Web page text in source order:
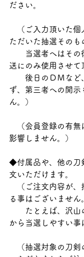
ださい。
（ご入力頂いた個
ただいた抽選そのも
当選者へはその
送にのみ使用させて
後日のＤＭなど
ず、第三者への開示
ん。）
（会員登録の有無
影響しません。）
◆付属品や、他の刀
文いただけます。
（ご注文内容が、
る事はございません
たとえば、沢山
から当選しやすい事
（抽選対象の刀剣